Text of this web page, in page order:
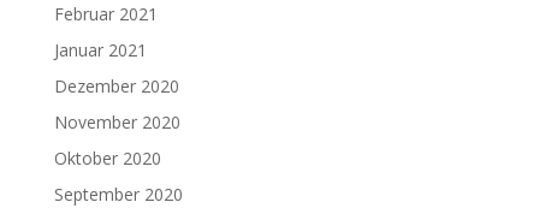
Februar 2021
Januar 2021
Dezember 2020
November 2020
Oktober 2020
September 2020